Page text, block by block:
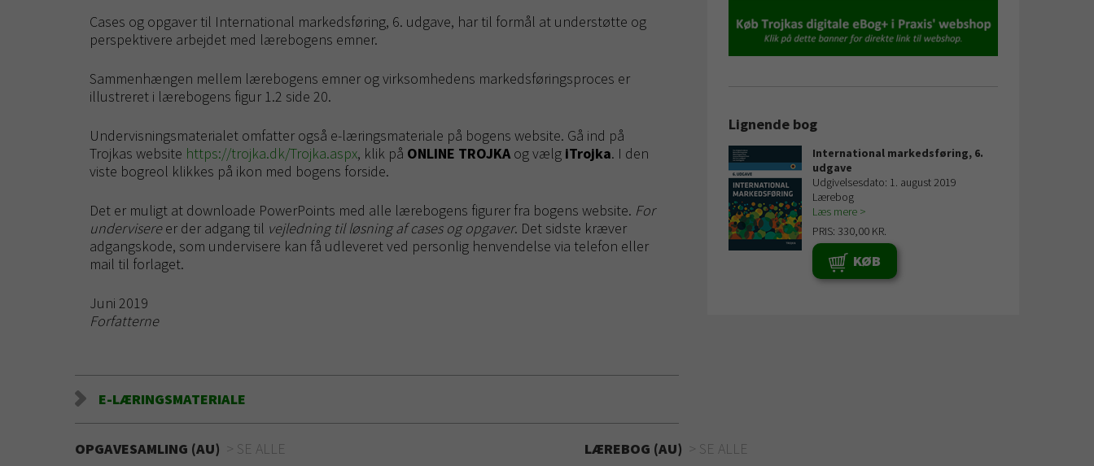
Cases og opgaver til International markedsføring, 6. udgave, har til formål at understøtte og
perspektivere arbejdet med lærebogens emner.
Sammenhængen mellem lærebogens emner og virksomhedens markedsføringsproces er
illustreret i lærebogens figur 1.2 side 20.
Undervisningsmaterialet omfatter også e-læringsmateriale på bogens website. Gå ind på
Trojkas website https://trojka.dk/Trojka.aspx, klik på ONLINE TROJKAog vælg iTrojka. I den
viste bogreol klikkes på ikon med bogens forside.
Det er muligt at downloade PowerPoints med alle lærebogens figurer fra bogens website. For
undervisereer der adgang til vejledning til løsning af cases og opgaver. Det sidste kræver
adgangskode, som undervisere kan få udleveret ved personlig henvendelse via telefon eller
mail til forlaget.
Juni 2019
Forfatterne
E-LÆRINGSMATERIALE
Lignende bog
International markedsføring, 6.
udgave
Udgivelsesdato: 1. august 2019
Lærebog
Læs mere
PRIS: 330,00 KR.
KØB
LÆREBOG (AU) SE ALLE
OPGAVESAMLING (AU) SE ALLE